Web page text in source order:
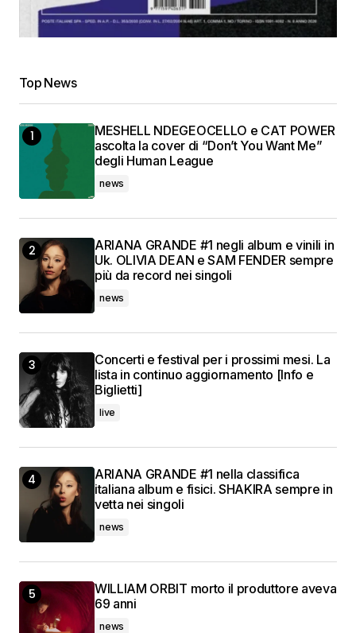
Top News
MESHELL NDEGEOCELLO e CAT POWER
ascolta la cover di “Don’t You Want Me”
degli Human League
news
ARIANA GRANDE #1 negli album e vinili in
Uk. OLIVIA DEAN e SAM FENDER sempre
più da record nei singoli
news
Concerti e festival per i prossimi mesi. La
lista in continuo aggiornamento [Info e
Biglietti]
live
ARIANA GRANDE #1 nella classifica
italiana album e fisici. SHAKIRA sempre in
vetta nei singoli
news
WILLIAM ORBIT morto il produttore aveva
69 anni
news